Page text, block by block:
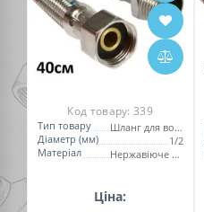
Код товару:339
Тип товару
Шланг для води
Діаметр (мм)
1/2
Матеріал
Нержавіюче обплетення
Ціна: